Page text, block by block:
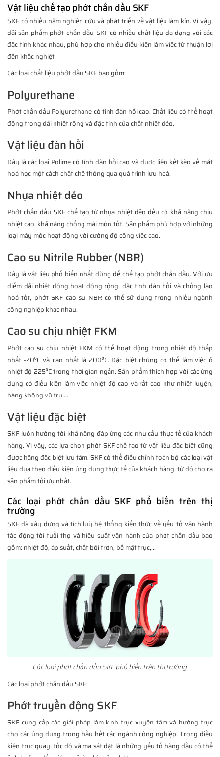
Vật liệu chế tạo phớt chắn dầu SKF
SKF có nhiều năm nghiên cứu và phát triển về vật liệu làm kín. Vì vậy,
dải sản phẩm phớt chắn dầu SKF có nhiều chất liệu đa dạng với các
đặc tính khác nhau, phù hợp cho nhiều điều kiện làm việc từ thuận lợi
đến khắc nghiệt.
Các loại chất liệu phớt dầu SKF bao gồm:
Polyurethane
Phớt chắn dầu Polyurethane có tính đàn hồi cao. Chất liệu có thể hoạt
động trong dải nhiệt rộng và đặc tính của chất nhiệt dẻo.
Vật liệu đàn hồi
Đây là các loại Polime có tính đàn hồi cao và được liên kết kèo về mặt
hoá học một cách chặt chẽ thông qua quá trình lưu hoá.
Nhựa nhiệt dẻo
Phớt chắn dầu SKF chế tạo từ nhựa nhiệt dẻo đều có khả năng chịu
nhiệt cao, khả năng chống mài mòn tốt. Sản phẩm phù hợp với những
loại máy móc hoạt động với cường độ công việc cao.
Cao su Nitrile Rubber (NBR)
Đây là vật liệu phổ biến nhất dùng để chế tạo phớt chắn dầu. Với ưu
điểm dải nhiệt động hoạt động rộng, đặc tính đàn hồi và chống lão
hoá tốt, phớt SKF cao su NBR có thể sử dụng trong nhiều ngành
công nghiệp khác nhau.
Cao su chịu nhiệt FKM
Phớt cao su chịu nhiệt FKM có thể hoạt động trong nhiệt độ thấp
nhất -20⁰C và cao nhất là 200⁰C. Đặc biệt chúng có thể làm việc ở
nhiệt độ 225⁰C trong thời gian ngắn. Sản phẩm thích hợp với các ứng
dụng có điều kiện làm việc nhiệt độ cao và rất cao như nhiệt luyện,
hàng không vũ trụ,...
Vật liệu đặc biệt
SKF luôn hướng tới khả năng đáp ứng các nhu cầu thực tế của khách
hàng. Vì vậy, các lựa chọn phớt SKF chế tạo từ vật liệu đặc biệt cũng
được hãng đặc biệt lưu tâm. SKF có thể điều chỉnh toàn bộ các loại vật
liệu dựa theo điều kiện ứng dụng thực tế của khách hàng, từ đó cho ra
sản phẩm tối ưu nhất.
Các loại phớt chắn dầu SKF phổ biến trên thị
trường
SKF đã xây dựng và tích luỹ hệ thống kiến thức về yếu tố vận hành
tác động tới tuổi thọ và hiệu suất vận hành của phớt chắn dầu bao
gồm: nhiệt độ, áp suất, chất bôi trơn, bề mặt trục,...
Các loại phớt chắn dầu SKF phổ biến trên thị trường
Các loại phớt chắn dầu SKF:
Phớt truyền động SKF
SKF cung cấp các giải pháp làm kính trục xuyên tâm và hướng trục
cho các ứng dụng trong hầu hết các ngành công nghiệp. Trong điều
kiện trục quay, tốc độ và ma sát đặt là những yếu tố hàng đầu có thể